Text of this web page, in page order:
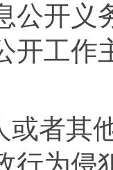
公开义
开工作
或者其